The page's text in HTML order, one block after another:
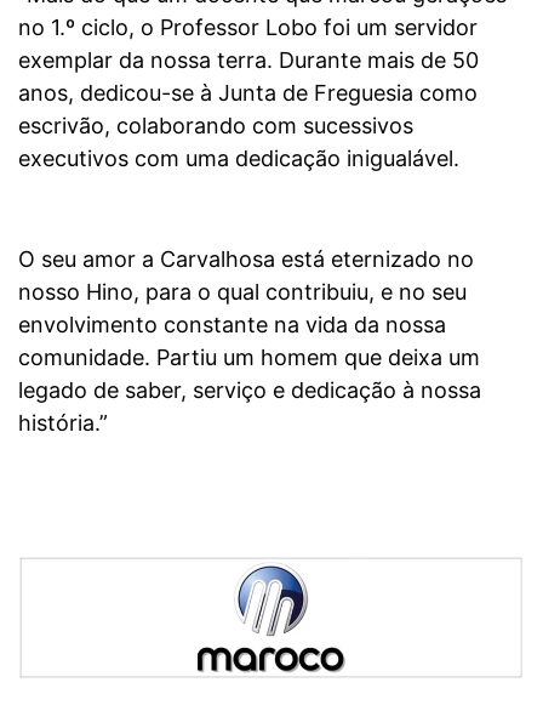
no 1.º ciclo, o Professor Lobo foi um servidor
exemplar da nossa terra. Durante mais de 50
anos, dedicou-se à Junta de Freguesia como
escrivão, colaborando com sucessivos
executivos com uma dedicação inigualável.
O seu amor a Carvalhosa está eternizado no
nosso Hino, para o qual contribuiu, e no seu
envolvimento constante na vida da nossa
comunidade. Partiu um homem que deixa um
legado de saber, serviço e dedicação à nossa
história.”